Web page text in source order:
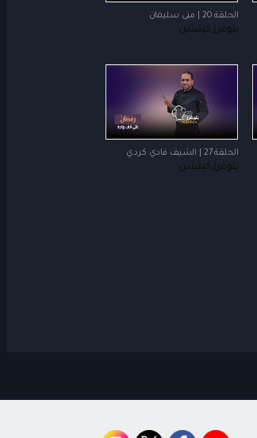
الحلقة 20 | منى سليمان
بلوغرز كيتشن
الحلقة 27 | الشيف فادي كردي
بلوغرز كيتشن